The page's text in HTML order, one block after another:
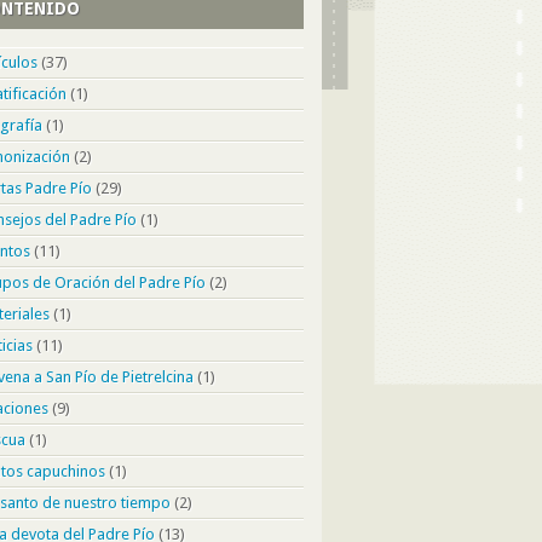
saber
hijita, que la caridad tiene tres elementos: el
el afecto a sí mismo y la caridad hacia el prójimo;
enseñanzas te ponen en el camino de practicar
Durante el día, pon con frecuencia todo tu
espíritu y tu pensamiento en Dios con...
(37)
(1)
(1)
(2)
Padre Pío (29)
del Padre Pío (1)
(11)
de Oración del Padre Pío (2)
(1)
(11)
a San Pío de Pietrelcina (1)
(9)
(1)
capuchinos (1)
de nuestro tiempo (2)
devota del Padre Pío (13)